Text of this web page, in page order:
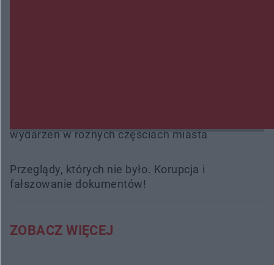
wydarzeń w różnych częściach miasta
Przeglądy, których nie było. Korupcja i
fałszowanie dokumentów!
ZOBACZ WIĘCEJ